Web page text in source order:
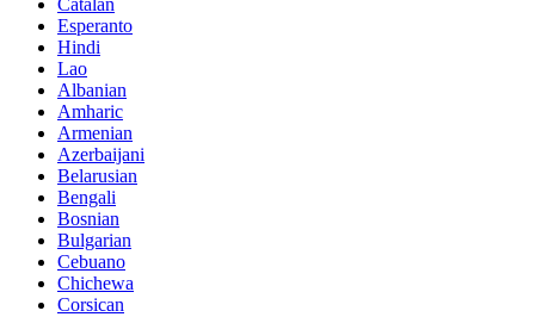
Esperanto
Hindi
Lao
Albanian
Amharic
Armenian
Azerbaijani
Belarusian
Bengali
Bosnian
Bulgarian
Cebuano
Chichewa
Corsican